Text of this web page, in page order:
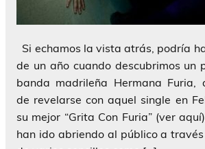
Si echamos la vista atrás, podría
de un año cuando descubrimos un
banda madrileña Hermana Furia,
de revelarse con aquel single en
su mejor “Grita Con Furia” (ver
han ido abriendo al público a